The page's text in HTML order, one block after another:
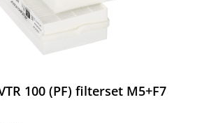
100 (PF) filterset M5+F7